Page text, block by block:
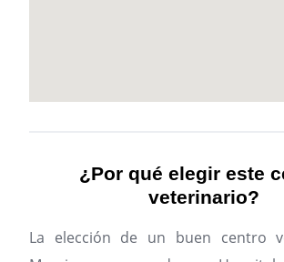
¿Por qué elegir este
veterinario?
La elección de un buen centro